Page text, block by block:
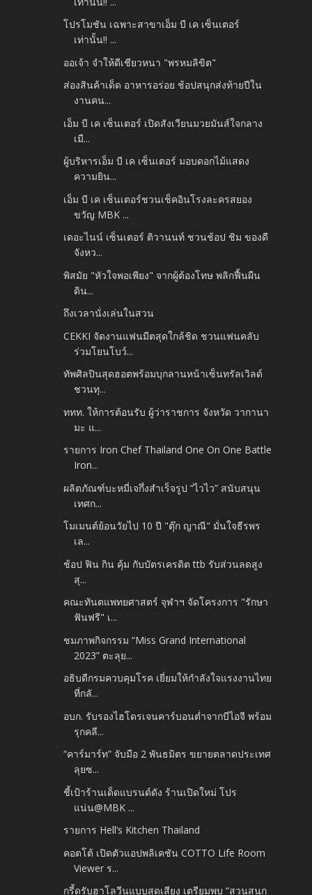
โปรโมชัน เฉพาะสาขาเอ็ม บี เค เซ็นเตอร์
เท่านั้น!! ...
ออเจ้า จำให้ดีเชียวหนา "พรหมลิขิต"
ส่องสินค้าเด็ด อาหารอร่อย ช้อปสนุกส่งท้ายปีใน
งานคน...
เอ็ม บี เค เซ็นเตอร์ เปิดสังเวียนมวยมันส์ใจกลาง
เมื...
ผู้บริหารเอ็ม บี เค เซ็นเตอร์ มอบดอกไม้แสดง
ความยิน...
เอ็ม บี เค เซ็นเตอร์ชวนเช็คอินโรงละครสยอง
ขวัญ MBK ...
เดอะไนน์ เซ็นเตอร์ ติวานนท์ ชวนช้อป ชิม ของดี
จังหว...
พิสมัย "หัวใจพอเพียง" จากผู้ต้องโทษ พลิกฟื้นผืน
ดิน...
ถึงเวลานั่งเล่นในสวน
CEKKI จัดงานแฟนมีตสุดใกล้ชิด ชวนแฟนคลับ
ร่วมโยนโบว์...
ทัพศิลปินสุดฮอตพร้อมบุกลานหน้าเซ็นทรัลเวิลด์
ชวนทุ...
ททท. ให้การต้อนรับ ผู้ว่าราชการ จังหวัด วากานา
มะ แ...
รายการ Iron Chef Thailand One On One Battle
Iron...
ผลิตภัณฑ์บะหมี่เจกึ่งสำเร็จรูป “ไวไว” สนับสนุน
เทศก...
โมเมนต์ย้อนวัยไป 10 ปี "ตุ๊ก ญาณี" มั่นใจธีรพร
เล...
ช้อป ฟิน กิน คุ้ม กับบัตรเครดิต ttb รับส่วนลดสูง
สุ...
คณะทันตแพทยศาสตร์ จุฬาฯ จัดโครงการ "รักษา
ฟันฟรี" เ...
ชมภาพกิจกรรม “Miss Grand International
2023” ตะลุย...
อธิบดีกรมควบคุมโรค เยี่ยมให้กำลังใจแรงงานไทย
ที่กลั...
อบก. รับรองไฮโดรเจนคาร์บอนต่ำจากบีไอจี พร้อม
รุกคลี...
“คาร์มาร์ท” จับมือ 2 พันธมิตร ขยายตลาดประเทศ
ลุยซ...
ชี้เป้าร้านเด็ดแบรนด์ดัง ร้านเปิดใหม่ โปร
แน่น@MBK ...
รายการ Hell’s Kitchen Thailand
คอตโต้ เปิดตัวแอปพลิเคชัน COTTO Life Room
Viewer ร...
กรี้ดรับฮาโลวีนแบบสุดเสียง เตรียมพบ “สวนสนุก